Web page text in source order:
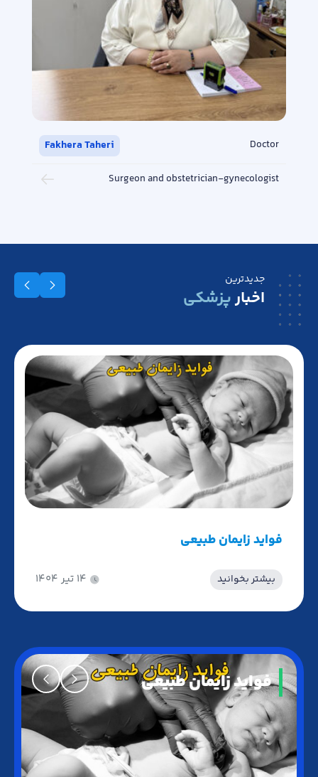
Doctor
Fakhera Taheri
Surgeon and obstetrician-gynecologist
فواید زایمان طبیعی
جدیدترین
اخبارپزشکی
فواید زایمان طبیعی
بیشتر بخوانید ۱۴ تیر ۱۴۰۴